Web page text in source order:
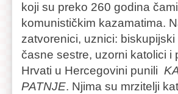
koji su preko 260 godina
komunističkim kazamatima.
zatvorenici, uznici:
časne sestre, uzorni katolici i
Hrvati u Hercegovini punili
PATNJE. Njima su mrzitelji